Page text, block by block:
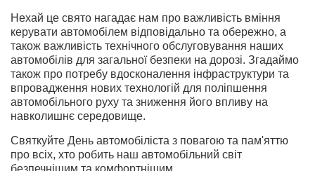
Нехай це свято нагадає нам про важливість вміння
керувати автомобілем відповідально та обережно, а
також важливість технічного обслуговування наших
автомобілів для загальної безпеки на дорозі. Згадаймо
також про потребу вдосконалення інфраструктури та
впровадження нових технологій для поліпшення
автомобільного руху та зниження його впливу на
навколишнє середовище.
Святкуйте День автомобіліста з повагою та пам'яттю
про всіх, хто робить наш автомобільний світ
безпечнішим та комфортнішим.